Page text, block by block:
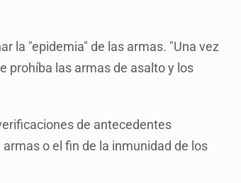
la "epidemia" de las armas. "Una vez
prohíba las armas de asalto y los
de antecedentes
o el fin de la inmunidad de los